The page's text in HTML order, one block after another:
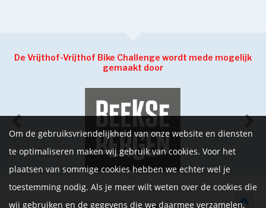
De Vrijthof-Vrijthof Bike Challenge wordt mede mogelijk
gemaakt door
Om de gebruiksvriendelijkheid van onze website en diensten
te optimaliseren maken wij gebruik van cookies. Voor het
plaatsen van sommige cookies hebben we echter wel je
toestemming nodig. Als je meer wilt weten over de cookies die
wij gebruiken en de gegevens die we daarmee verzamelen,